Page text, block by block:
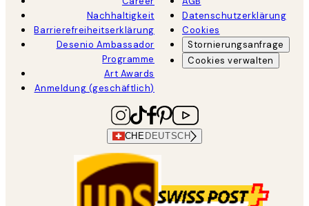
Nachhaltigkeit
Barrierefreiheitserklärung
Desenio Ambassador
Programme
Art Awards
Anmeldung (geschäftlich)
Datenschutzerklärung
Cookies
Stornierungsanfrage
Cookies verwalten
CHE DEUTSCH